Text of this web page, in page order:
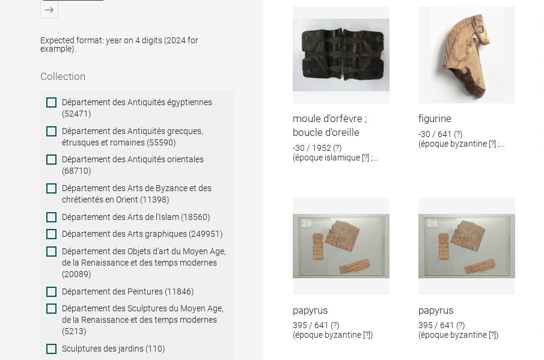
Expected format: year on 4 digits (2024 for
example).
Collection
Collection
Département des Antiquités égyptiennes
(52471)
Département des Antiquités grecques,
étrusques et romaines (55590)
Département des Antiquités orientales
(68710)
Département des Arts de Byzance et des
chrétientés en Orient (11398)
Département des Arts de l'Islam (18560)
Département des Arts graphiques (249951)
Département des Objets d'art du Moyen Age,
de la Renaissance et des temps modernes
(20089)
Département des Peintures (11846)
Département des Sculptures du Moyen Age,
de la Renaissance et des temps modernes
(5213)
Sculptures des jardins (110)
moule d'orfèvre ;
boucle d'oreille
-30 / 1952 (?)
(époque islamique [?] ;
figurine
-30 / 641 (?)
(époque byzantine [?] ;
papyrus
395 / 641 (?)
(époque byzantine [?])
papyrus
395 / 641 (?)
(époque byzantine [?])